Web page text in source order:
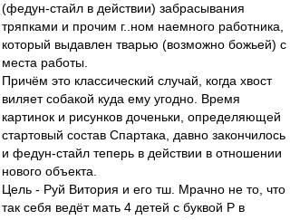
(федун-стайл в действии) забрасывания
тряпками и прочим г..ном наемного работника,
который выдавлен тварью (возможно божьей) с
места работы.
Причём это классический случай, когда хвост
виляет собакой куда ему угодно. Время
картинок и рисунков доченьки, определяющей
стартовый состав Спартака, давно закончилось
и федун-стайл теперь в действии в отношении
нового объекта.
Цель - Руй Витория и его тш. Мрачно не то, что
так себя ведёт мать 4 детей с буквой Р в